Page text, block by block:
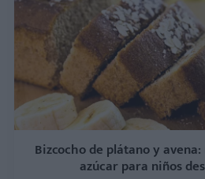
Bizcocho de plátano y
azúcar para niños